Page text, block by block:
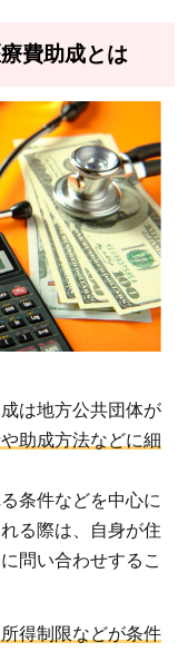
費助成とは
は地方公共団体が
助成方法などに細
条件などを中心に
る際は、自身が住
問い合わせするこ
得制限などが条件